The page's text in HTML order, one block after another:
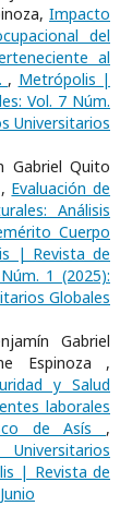
Impacto
del
al
, Metrópolis |
Vol. 7 Núm.
Universitarios
Gabriel Quito
Evaluación de
Análisis
Cuerpo
| Revista de
1 (2025):
Globales
Gabriel
Espinoza ,
y Salud
laborales
de Asís ,
| Revista de